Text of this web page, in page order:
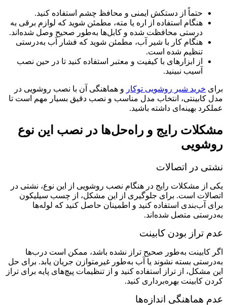
حتماً از دستکش ایمنی و محافظ چشم استفاده کنید.
هنگام استفاده از اره یا مته، مطمئن شوید که لوازم برقی به
درستی محافظت شده و کابل‌ها به‌طور صحیح وصل شده‌اند.
هنگام کار با شیر آب، مطمئن شوید که فشار آب به‌درستی
تنظیم شده است.
از ابزارهای با کیفیت و معتبر استفاده کنید تا در حین نصب
آسیب نبینید.
برای خرید شیر روشویی توکار و هماهنگی آن با نصب روشویی در
مدل کابینتی، انتخاب مدل مناسب و نصب دقیق بسیار مهم است تا
عملکرد بهینه‌ای داشته باشید.
مشکلات رایج و راه‌حل‌ها در نصب این نوع
روشویی
نشتی در اتصالات
یکی از مشکلات رایج در هنگام نصب روشویی از این نوع، نشتی در
اتصالات است. برای جلوگیری از این مشکل، از چسب سیلیکون
برای آب‌بندی استفاده کنید و اطمینان حاصل کنید که لوله‌ها
به‌درستی متصل شده‌اند.
عدم تراز بودن کابینت
اگر کابینت به‌طور صحیح تراز نشده باشد، ممکن است درب‌ها
به‌درستی بسته نشوند یا آب به‌طور غیرمتوازن جریان یابد. برای حل
این مشکل، از تراز استفاده کنید و از تنظیمات پیچ‌های پایه برای تراز
کردن کابینت بهره‌برداری کنید.
عدم هماهنگی اندازه‌ها